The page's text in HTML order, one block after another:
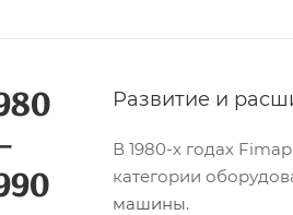
Развитие и
В 1980-х годах
категории
машины.